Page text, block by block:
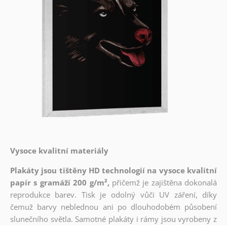
Vysoce kvalitní materiály
Plakáty jsou tištěny HD technologií na vysoce kvalitní
papír s gramáží 200 g/m², přičemž je zajištěna dokonalá
reprodukce barev. Tisk je odolný vůči UV záření, díky
čemuž barvy neblednou ani po dlouhodobém působení
slunečního světla. Samotné plakáty i rámy jsou vyrobeny z